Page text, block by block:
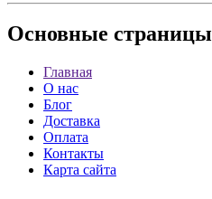
Основные страницы
Главная
О нас
Блог
Доставка
Оплата
Контакты
Карта сайта